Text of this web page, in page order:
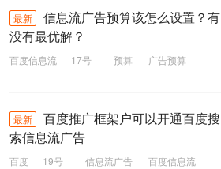
最新
信息流广告预算该怎么设置？有
没有最优解？
百度信息流 17号 预算
广告预算
最新
百度推广框架户可以开通百度搜
索信息流广告
百度 19号 信息流广告
百度信息流